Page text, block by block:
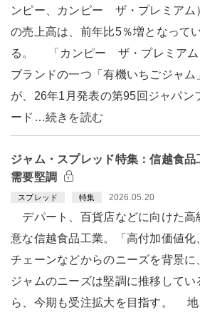
ンピー、カンピー ザ・プレミアム
の売上高は、前年比5％増となって
る。 「カンピー ザ・プレミアム
ブランドの一つ「有機いちごジャム
が、26年1月発表の第95回ジャパン
ード…続きを読む
ジャム・スプレッド特集：信越食
需要堅調
スプレッド 特集 2026.05.20
デパート、百貨店などに向けた高
意な信越食品工業。「高付加価値化
チェーンなどからのニーズを背景に
ジャムのニーズは堅調に推移して
ら、今期も受注拡大を目指す。